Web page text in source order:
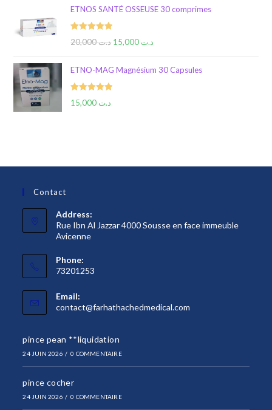
ETNOS SANTÉ OSSEUSE 30 comprimes
Rated 5.00د.ت20,000 د.ت
ETNO-MAG Magnésium 30 Capsules
Rated 5.00د.ت
Contact
Address:
Rue Ibn Al Jazzar 4000 Sousse en face immeuble
Avicenne
Phone:
73201253
Email:
contact@farhathachedmedical.com
pince pean **liquidation
24 JUIN 2026 / 0 COMMENTAIRE
pince cocher
24 JUIN 2026 / 0 COMMENTAIRE